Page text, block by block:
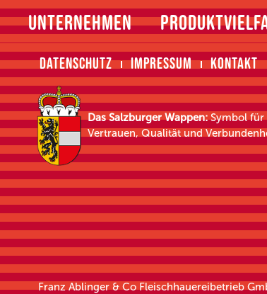
UNTERNEHMEN
DATENSCHUTZ IMPRESSUM KONTAKT
Das Salzburger Wappen:Symbol für
Vertrauen, Qualität und
Franz Ablinger & Co Fleischhauereibetrieb